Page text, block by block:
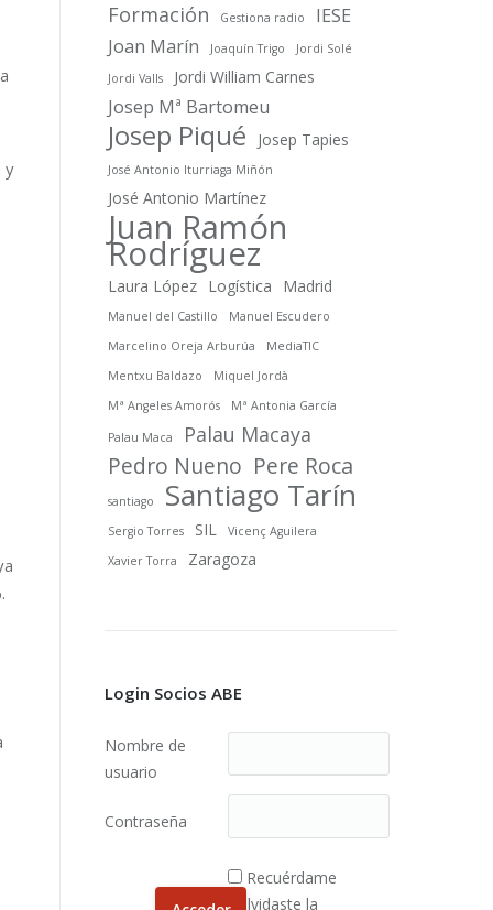
y
Formación Gestiona radio
IESE
Joan Marín
Joaquín Trigo
Jordi Solé
Jordi Valls
Jordi William Carnes
Josep Mª Bartomeu
Josep Piqué Josep Tapies
José Antonio Iturriaga Miñón
José Antonio Martínez
Juan Ramón
Rodríguez
Laura López Logística Madrid
Manuel del Castillo
Manuel Escudero
Marcelino Oreja Arburúa
MediaTIC
Mentxu Baldazo
Miquel Jordà
Mª Angeles Amorós
Mª Antonia García
Palau Maca Palau Macaya
Pedro Nueno Pere Roca
santiago Santiago Tarín
Sergio Torres SIL
Vicenç Aguilera
Xavier Torra
Zaragoza
Login Socios ABE
Nombre de
usuario
Contraseña
Recuérdame
¿Olvidaste la